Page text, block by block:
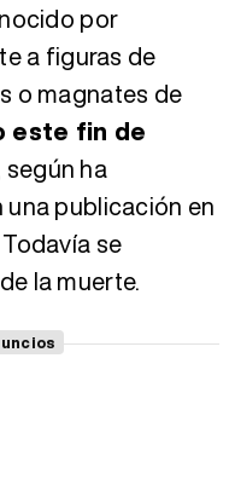
por
a figuras de
o magnates de
este fin de
según ha
publicación en
se
la muerte.